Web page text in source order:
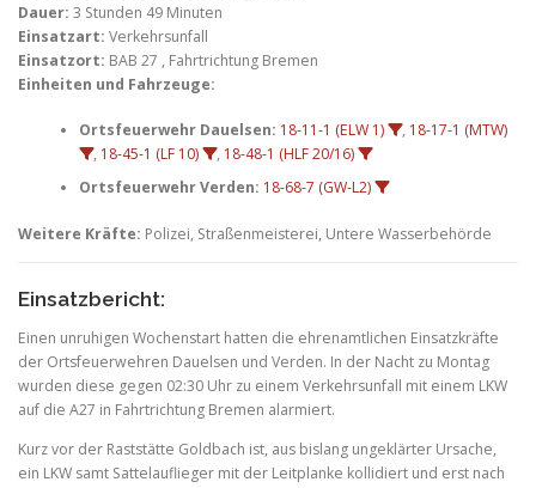
TIPPS/TRICKS
Dauer: 3 Stunden 49 Minuten
Einsatzart: Verkehrsunfall
Einsatzort: BAB 27 , Fahrtrichtung Bremen
Einheiten und Fahrzeuge:
Ortsfeuerwehr Dauelsen: 18-11-1 (ELW 1) , 18-17-1 (MTW)
, 18-45-1 (LF 10) , 18-48-1 (HLF 20/16)
Ortsfeuerwehr Verden: 18-68-7 (GW-L2)
Weitere Kräfte: Polizei, Straßenmeisterei, Untere Wasserbehörde
Einsatzbericht:
Einen unruhigen Wochenstart hatten die ehrenamtlichen Einsatzkräfte
der Ortsfeuerwehren Dauelsen und Verden. In der Nacht zu Montag
wurden diese gegen 02:30 Uhr zu einem Verkehrsunfall mit einem LKW
auf die A27 in Fahrtrichtung Bremen alarmiert.
Kurz vor der Raststätte Goldbach ist, aus bislang ungeklärter Ursache,
ein LKW samt Sattelauflieger mit der Leitplanke kollidiert und erst nach